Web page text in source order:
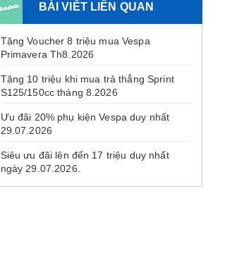
BÀI VIẾT LIÊN QUAN
Tặng Voucher 8 triệu mua Vespa
Primavera Th8.2026
Tặng 10 triệu khi mua trả thẳng Sprint
S125/150cc tháng 8.2026
Ưu đãi 20% phụ kiện Vespa duy nhất
29.07.2026
Siêu ưu đãi lên đến 17 triệu duy nhất
ngày 29.07.2026.